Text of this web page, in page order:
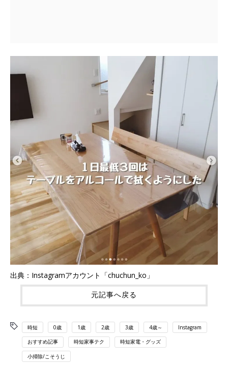
出典：Instagramアカウント「chuchun_ko」
元記事へ戻る
時短 0歳 1歳 2歳 3歳 4歳～ Instagram
おすすめ記事 時短家事テク 時短家電・グッズ
小掃除/こそうじ